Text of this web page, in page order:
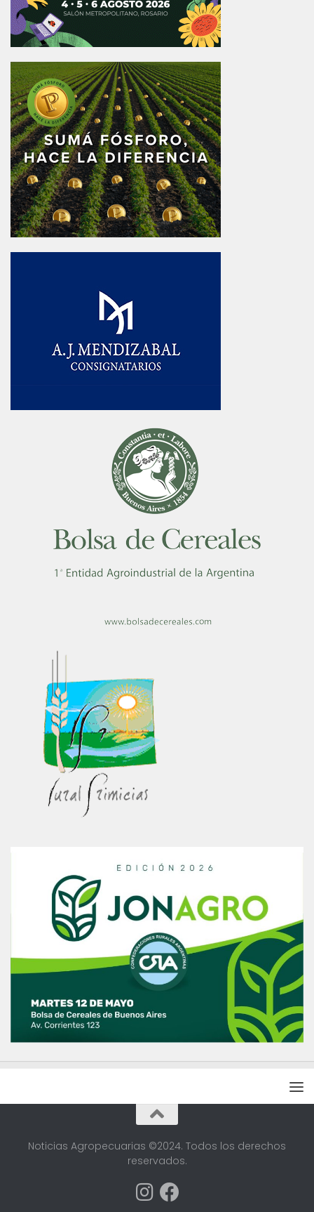
Noticias Agropecuarias ©2024. Todos los derechos
reservados.